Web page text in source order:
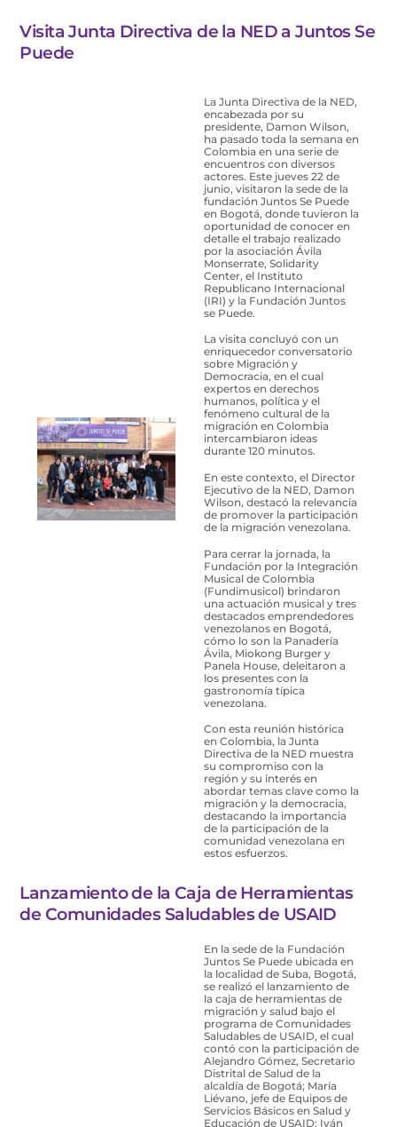
Visita Junta Directiva de la NED a Juntos Se
Puede
La Junta Directiva de la NED,
encabezada por su
presidente, Damon Wilson,
ha pasado toda la semana en
Colombia en una serie de
encuentros con diversos
actores. Este jueves 22 de
junio, visitaron la sede de la
fundación Juntos Se Puede
en Bogotá, donde tuvieron la
oportunidad de conocer en
detalle el trabajo realizado
por la asociación Ávila
Monserrate, Solidarity
Center, el Instituto
Republicano Internacional
(IRI) y la Fundación Juntos
se Puede.
La visita concluyó con un
enriquecedor conversatorio
sobre Migración y
Democracia, en el cual
expertos en derechos
humanos, política y el
fenómeno cultural de la
migración en Colombia
intercambiaron ideas
durante 120 minutos.
En este contexto, el Director
Ejecutivo de la NED, Damon
Wilson, destacó la relevancia
de promover la participación
de la migración venezolana.
Para cerrar la jornada, la
Fundación por la Integración
Musical de Colombia
(Fundimusicol) brindaron
una actuación musical y tres
destacados emprendedores
venezolanos en Bogotá,
cómo lo son la Panadería
Ávila, Miokong Burger y
Panela House, deleitaron a
los presentes con la
gastronomía típica
venezolana.
Con esta reunión histórica
en Colombia, la Junta
Directiva de la NED muestra
su compromiso con la
región y su interés en
abordar temas clave como la
migración y la democracia,
destacando la importancia
de la participación de la
comunidad venezolana en
estos esfuerzos.
Lanzamiento de la Caja de Herramientas
de Comunidades Saludables de USAID
En la sede de la Fundación
Juntos Se Puede ubicada en
la localidad de Suba, Bogotá,
se realizó el lanzamiento de
la caja de herramientas de
migración y salud bajo el
programa de Comunidades
Saludables de USAID, el cual
contó con la participación de
Alejandro Gómez, Secretario
Distrital de Salud de la
alcaldía de Bogotá; María
Liévano, jefe de Equipos de
Servicios Básicos en Salud y
Educación de USAID; Iván